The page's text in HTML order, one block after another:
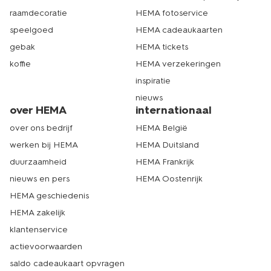
HEMA bij jou in de buurt. Echt HEMA.
raamdecoratie
speelgoed
gebak
koffie
HEMA fotoservice
HEMA cadeaukaarten
HEMA tickets
HEMA verzekeringen
inspiratie
nieuws
over HEMA
over ons bedrijf
werken bij HEMA
duurzaamheid
nieuws en pers
HEMA geschiedenis
HEMA zakelijk
klantenservice
actievoorwaarden
saldo cadeaukaart opvragen
internationaal
HEMA België
HEMA Duitsland
HEMA Frankrijk
HEMA Oostenrijk